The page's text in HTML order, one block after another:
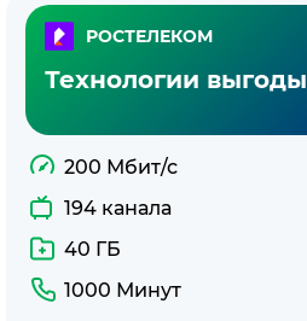
РОСТЕЛЕКОМ
Технологии выгоды
200 Мбит/с
194 канала
40 ГБ
1000 Минут